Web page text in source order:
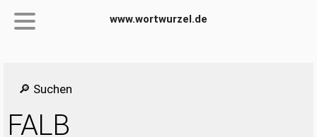
www.wortwurzel.de
🔎 Suchen
FALB